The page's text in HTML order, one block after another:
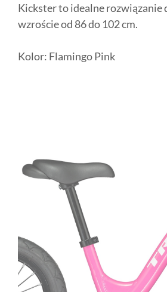
Kickster to idealne rozwiązanie
wzroście od 86 do 102 cm.
Kolor: Flamingo Pink